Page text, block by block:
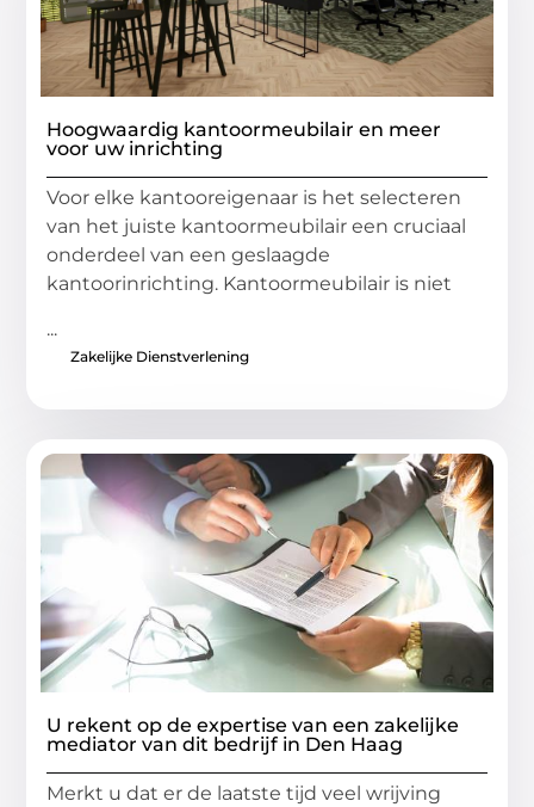
Hoogwaardig kantoormeubilair en meer
voor uw inrichting
Voor elke kantooreigenaar is het selecteren
van het juiste kantoormeubilair een cruciaal
onderdeel van een geslaagde
kantoorinrichting. Kantoormeubilair is niet
...
Zakelijke Dienstverlening
U rekent op de expertise van een zakelijke
mediator van dit bedrijf in Den Haag
Merkt u dat er de laatste tijd veel wrijving